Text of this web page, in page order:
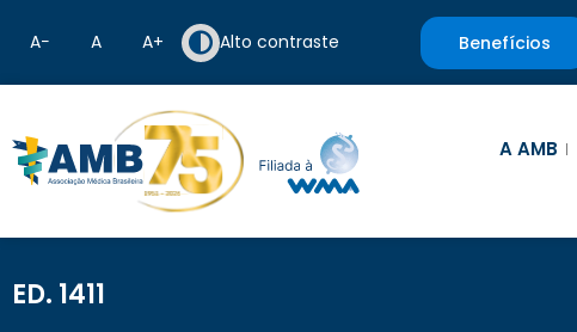
A− A A+ Alto contraste Benefícios
A AMB
ED. 1411